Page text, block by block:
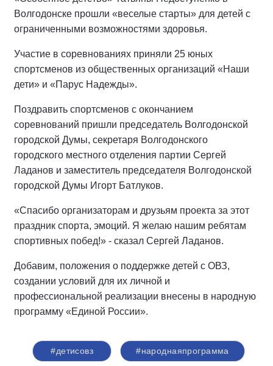
Волгодонске прошли «веселые старты» для детей с
ограниченными возможностями здоровья.
Участие в соревнованиях приняли 25 юных
спортсменов из общественных организаций «Наши
дети» и «Парус Надежды».
Поздравить спортсменов с окончанием
соревнований пришли председатель Волгодонской
городской Думы, секретаря Волгодонского
городского местного отделения партии Сергей
Ладанов и заместитель председателя Волгодонской
городской Думы Игорт Батлуков.
«Спасибо организаторам и друзьям проекта за этот
праздник спорта, эмоций. Я желаю нашим ребятам
спортивных побед!» - сказал Сергей Ладанов.
Добавим, положения о поддержке детей с ОВЗ,
создании условий для их личной и
профессиональной реализации внесены в народную
программу «Единой России».
#детисовз #народнаяпрограмма